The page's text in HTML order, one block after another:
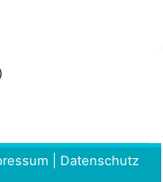
)
Datenschutz